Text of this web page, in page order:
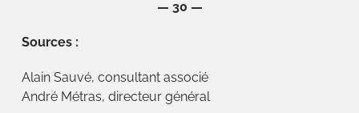
— 30 —
Sources :
Alain Sauvé, consultant associé
André Métras, directeur général